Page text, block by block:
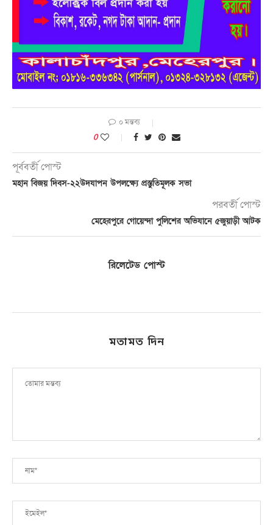
০ মন্তব্য
0
পূর্ববর্তী পোস্ট
মহান বিজয় দিবস-২২উদযাপন উপলক্ষ্যে প্রস্তুতিমূলক সভা
পরবর্তী পোস্ট
মেহেরপুরে গোয়েন্দা পুলিশের অভিযানে ৫জুয়াড়ী আটক
রিলেটেড পোস্ট
মতামত দিন